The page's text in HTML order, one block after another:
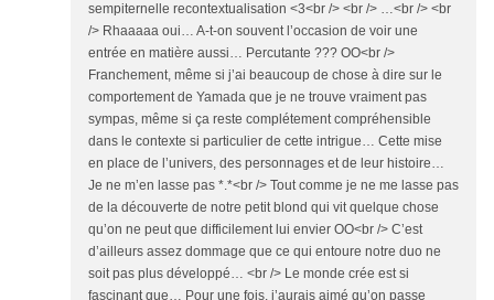
sempiternelle recontextualisation <3<br /> <br /> …<br /> <br
/> Rhaaaaa oui… A-t-on souvent l’occasion de voir une
entrée en matière aussi… Percutante ??? OO<br />
Franchement, même si j’ai beaucoup de chose à dire sur le
comportement de Yamada que je ne trouve vraiment pas
sympas, même si ça reste complétement compréhensible
dans le contexte si particulier de cette intrigue… Cette mise
en place de l’univers, des personnages et de leur histoire…
Je ne m’en lasse pas *.*<br /> Tout comme je ne me lasse pas
de la découverte de notre petit blond qui vit quelque chose
qu’on ne peut que difficilement lui envier OO<br /> C’est
d’ailleurs assez dommage que ce qui entoure notre duo ne
soit pas plus développé… <br /> Le monde crée est si
fascinant que… Pour une fois, j’aurais aimé qu’on passe